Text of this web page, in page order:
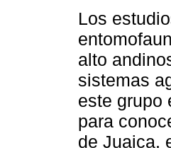
Los
alto
sistemas
este grupo
para
de Juaica,